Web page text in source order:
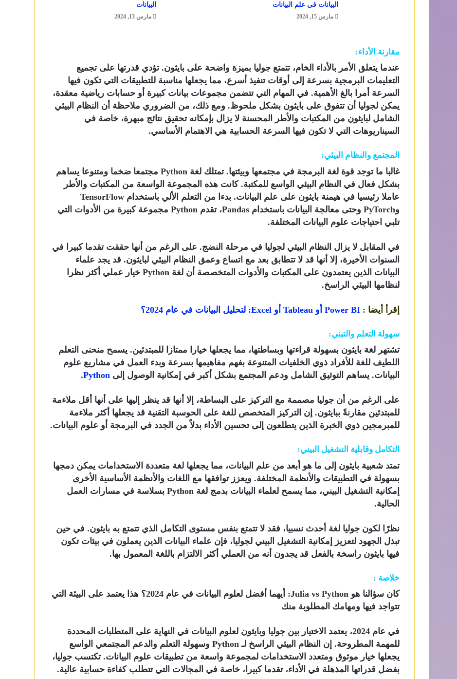
البيانات في علم البيانات
مارس 15, 2024
البيانات
مارس 13, 2024
مقارنة الأداء:
عندما يتعلق الأمر بالأداء الخام، تتمتع جوليا بميزة واضحة على بايثون. تؤدي قدرتها على تجميع
التعليمات البرمجية بسرعة إلى أوقات تنفيذ أسرع، مما يجعلها مناسبة للتطبيقات التي تكون فيها
السرعة أمرا بالغ الأهمية. في المهام التي تتضمن مجموعات بيانات كبيرة أو حسابات رياضية معقدة،
يمكن لجوليا أن تتفوق على بايثون بشكل ملحوظ. ومع ذلك، من الضروري ملاحظة أن النظام البيئي
الشامل لبايثون من المكتبات والأطر المحسنة لا يزال بإمكانه تحقيق نتائج مبهرة، خاصة في
السيناريوهات التي لا تكون فيها السرعة الحسابية هي الاهتمام الأساسي.
المجتمع والنظام البيئي:
غالبا ما توجد قوة لغة البرمجة في مجتمعها وبيئتها. تمتلك لغة Python مجتمعا ضخما ومتنوعا يساهم
بشكل فعال في النظام البيئي الواسع للمكتبة. كانت هذه المجموعة الواسعة من المكتبات والأطر
عاملا رئيسيا في هيمنة بايثون على علم البيانات. بدءا من التعلم الألي باستخدام TensorFlow
وPyTorch وحتى معالجة البيانات باستخدام Pandas، تقدم Python مجموعة كبيرة من الأدوات التي
تلبي احتياجات علوم البيانات المختلفة.
في المقابل لا يزال النظام البيئي لجوليا في مرحلة النضج. على الرغم من أنها حققت تقدما كبيرا في
السنوات الأخيرة، إلا أنها قد لا تتطابق بعد مع اتساع وعمق النظام البيئي لبايثون. قد يجد علماء
البيانات الذين يعتمدون على المكتبات والأدوات المتخصصة أن لغة Python خيار عملي أكثر نظرا
لنظامها البيئي الراسخ.
إقرأ أيضا : Power BI أو Tableau أو Excel: لتحليل البيانات في عام 2024؟
سهولة التعلم والتبني:
تشتهر لغة بايثون بسهولة قراءتها وبساطتها، مما يجعلها خيارا ممتازا للمبتدئين. يسمح منحنى التعلم
اللطيف للغة للأفراد ذوي الخلفيات المتنوعة بفهم مفاهيمها بسرعة وبدء العمل في مشاريع علوم
البيانات. يساهم التوثيق الشامل ودعم المجتمع بشكل أكبر في إمكانية الوصول إلى Python
.
على الرغم من أن جوليا مصممة مع التركيز على البساطة، إلا أنها قد ينظر إليها على أنها أقل ملاءمة
للمبتدئين مقارنةً ببايثون. إن التركيز المتخصص للغة على الحوسبة التقنية قد يجعلها أكثر ملاءمة
للمبرمجين ذوي الخبرة الذين يتطلعون إلى تحسين الأداء بدلاً من الجدد في البرمجة أو علوم البيانات.
التكامل وقابلية التشغيل البيني:
تمتد شعبية بايثون إلى ما هو أبعد من علم البيانات، مما يجعلها لغة متعددة الاستخدامات يمكن دمجها
بسهولة في التطبيقات والأنظمة المختلفة. ويعزز توافقها مع اللغات والأنظمة الأساسية الأخرى
إمكانية التشغيل البيني، مما يسمح لعلماء البيانات بدمج لغة Python بسلاسة في مسارات العمل
الحالية.
نظرًا لكون جوليا لغة أحدث نسبيا، فقد لا تتمتع بنفس مستوى التكامل الذي تتمتع به بايثون. في حين
تبذل الجهود لتعزيز إمكانية التشغيل البيني لجوليا، فإن علماء البيانات الذين يعملون في بيئات تكون
فيها بايثون راسخة بالفعل قد يجدون أنه من العملي أكثر الالتزام باللغة المعمول بها.
خلاصة :
كان سؤالنا هو Julia vs Python: أيهما أفضل لعلوم البيانات في عام 2024؟ هذا يعتمد على البيئة التي
تتواجد فيها ومهامك المطلوبة منك
في عام 2024، يعتمد الاختيار بين جوليا وبايثون لعلوم البيانات في النهاية على المتطلبات المحددة
للمهمة المطروحة. إن النظام البيئي الراسخ لـ Python وسهولة التعلم والدعم المجتمعي الواسع
يجعلها خيار موثوق ومتعدد الاستخدامات لمجموعة واسعة من تطبيقات علوم البيانات. تكتسب جوليا،
بفضل قدراتها المذهلة في الأداء، تقدما كبيرا، خاصة في المجالات التي تتطلب كفاءة حسابية عالية.